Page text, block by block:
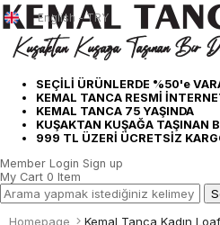
SEÇİLİ ÜRÜNLERDE %50'e
KEMAL TANCA RESMİ
KEMAL TANCA 75 YAŞINDA
KUŞAKTAN KUŞAĞA TAŞINAN
999 TL ÜZERİ ÜCRETSİZ
English - TRY
Member Login Sign up
My Cart 0 Item
Homepage Kemal Tanca Kadın